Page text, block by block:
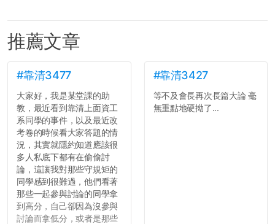
推薦文章
#靠清3477
大家好，我是某堂課的助
教，最近看到靠清上面資工
系同學的事件，以及最近改
考卷的時候看大家答題的情
況，其實就隱約知道應該很
多人私底下都有在偷偷討
論，這讓我對那些守規矩的
同學感到很難過，他們看著
那些一起參與討論的同學拿
到高分，自己卻因為沒參與
討論而拿低分，或者是那些
#靠清3427
等不及會長再次長篇大論 毫
無重點地硬拗了...